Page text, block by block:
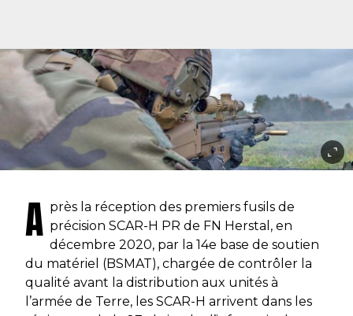
A près la réception des premiers fusils de
précision SCAR-H PR de FN Herstal, en
décembre 2020, par la 14e base de soutien
du matériel (BSMAT), chargée de contrôler la
qualité avant la distribution aux unités à
l’armée de Terre, les SCAR-H arrivent dans les